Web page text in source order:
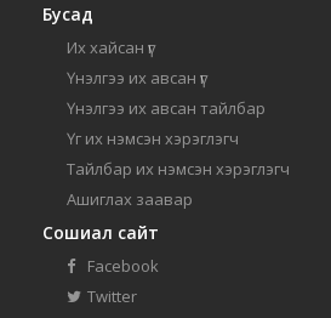
Бусад
Их хайсан үг
Үнэлгээ их авсан үг
Үнэлгээ их авсан тайлбар
Үг их нэмсэн хэрэглэгч
Тайлбар их нэмсэн хэрэглэгч
Ашиглах заавар
Сошиал сайт
Facebook
Twitter